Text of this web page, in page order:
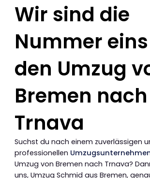
Wir sind die
Nummer
den Umzug
Bremen nach
Trnava
Suchst du nach einem zuverlässigen
professionellen
Umzug von Bremen nach Trnava?
uns, Umzug Schmid aus Bremen,